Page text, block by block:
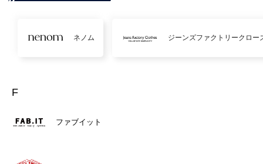
ネノム ジーンズファクトリークロー
F
ファブイット